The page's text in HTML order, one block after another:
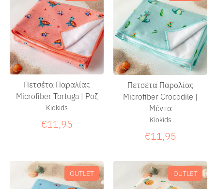
Πετσέτα Παραλίας
Microfiber Tortuga | Ροζ
Kiokids
€11,95
Πετσέτα Παραλίας
Microfiber Crocodile |
Μέντα
Kiokids
€11,95
OUTLET OUTLET